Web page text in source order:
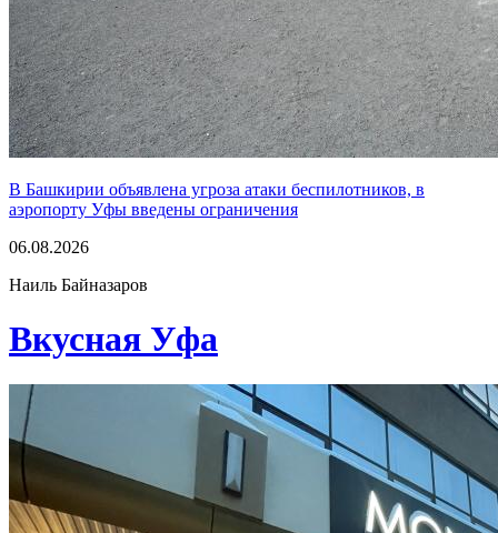
В Башкирии объявлена угроза атаки беспилотников, в
аэропорту Уфы введены ограничения
06.08.2026
Наиль Байназаров
Вкусная Уфа